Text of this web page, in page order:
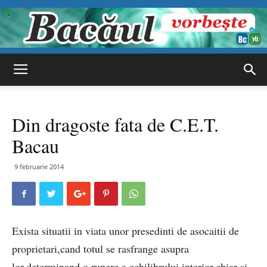
vorbește
Din dragoste fata de C.E.T.
Bacau
9 februarie 2014
Exista situatii in viata unor presedinti de asocaitii de
proprietari,cand totul se rasfrange asupra